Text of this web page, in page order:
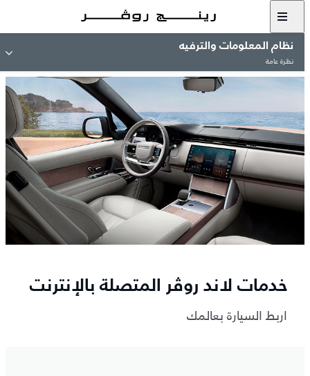
نظام المعلومات والترفيه
نظرة عامة
خدمات لاند روڤر المتصلة بالإنترنت
اربط السيارة بعالمك